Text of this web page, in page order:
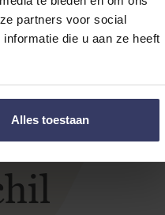
partners voor social
die u aan ze heeft
Alles toestaan
& de
de